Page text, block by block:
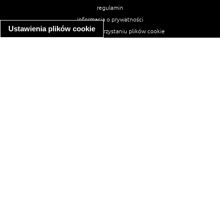
Ustawienia plików cookie
regulamin
informacja o prywatności
informacja o wykorzystaniu plików cookie